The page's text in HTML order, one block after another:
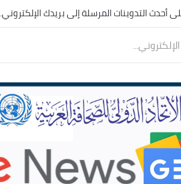
أحدث التدوينات المرسلة إلى بريدك الإلكتروني.